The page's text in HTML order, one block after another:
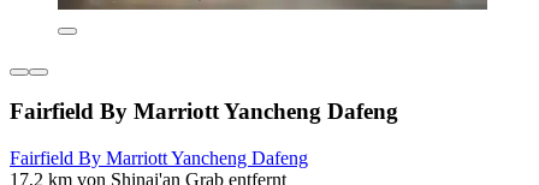
Fairfield By Marriott Yancheng Dafeng
Fairfield By Marriott Yancheng Dafeng
17,2 km von Shinai'an Grab entfernt